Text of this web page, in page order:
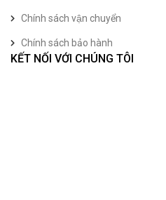
Chính sách vận chuyển
Chính sách bảo hành
KẾT NỐI VỚI CHÚNG TÔI